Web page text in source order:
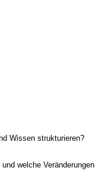
Wissen strukturieren?
welche Veränderungen